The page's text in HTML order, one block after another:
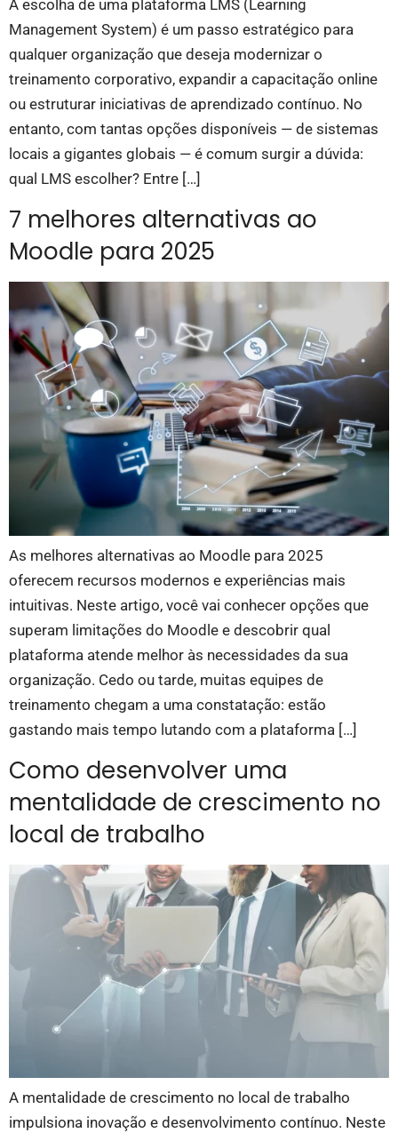
A escolha de uma plataforma LMS (Learning
Management System) é um passo estratégico para
qualquer organização que deseja modernizar o
treinamento corporativo, expandir a capacitação online
ou estruturar iniciativas de aprendizado contínuo. No
entanto, com tantas opções disponíveis — de sistemas
locais a gigantes globais — é comum surgir a dúvida:
qual LMS escolher? Entre […]
7 melhores alternativas ao
Moodle para 2025
As melhores alternativas ao Moodle para 2025
oferecem recursos modernos e experiências mais
intuitivas. Neste artigo, você vai conhecer opções que
superam limitações do Moodle e descobrir qual
plataforma atende melhor às necessidades da sua
organização. Cedo ou tarde, muitas equipes de
treinamento chegam a uma constatação: estão
gastando mais tempo lutando com a plataforma […]
Como desenvolver uma
mentalidade de crescimento no
local de trabalho
A mentalidade de crescimento no local de trabalho
impulsiona inovação e desenvolvimento contínuo. Neste